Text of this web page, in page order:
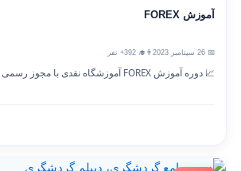
آموزش FOREX
👨‍🎓 392+ نفر
📈 دوره آموزش FOREX آموزشگاه نقدی با مجوز رسمی از سازمان آموزش...